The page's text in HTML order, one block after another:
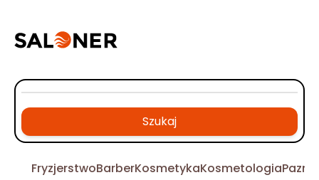
Szukaj
FryzjerstwoBarberKosmetykaKosmetologia